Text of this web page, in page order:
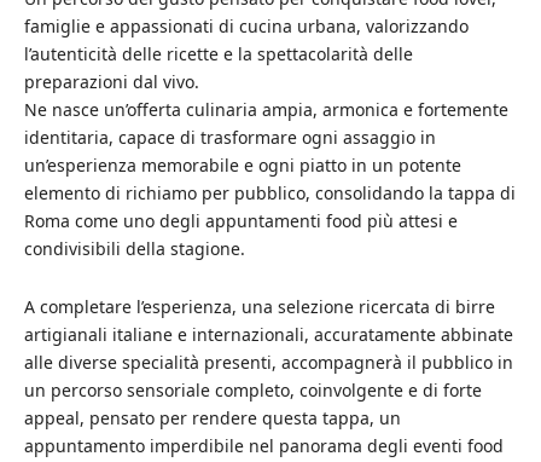
famiglie e appassionati di cucina urbana, valorizzando
l’autenticità delle ricette e la spettacolarità delle
preparazioni dal vivo.
Ne nasce un’offerta culinaria ampia, armonica e fortemente
identitaria, capace di trasformare ogni assaggio in
un’esperienza memorabile e ogni piatto in un potente
elemento di richiamo per pubblico, consolidando la tappa di
Roma come uno degli appuntamenti food più attesi e
condivisibili della stagione.
A completare l’esperienza, una selezione ricercata di birre
artigianali italiane e internazionali, accuratamente abbinate
alle diverse specialità presenti, accompagnerà il pubblico in
un percorso sensoriale completo, coinvolgente e di forte
appeal, pensato per rendere questa tappa, un
appuntamento imperdibile nel panorama degli eventi food